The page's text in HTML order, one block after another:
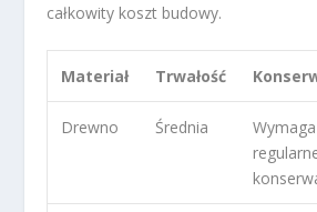
całkowity koszt budowy.
Materiał Trwałość
Drewno Średnia
Wymaga